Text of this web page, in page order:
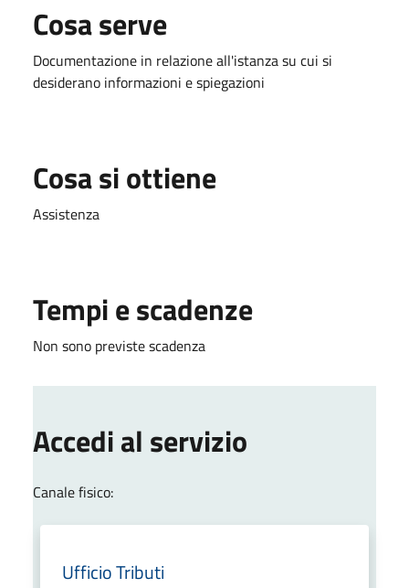
Cosa serve
Documentazione in relazione all'istanza su cui si
desiderano informazioni e spiegazioni
Cosa si ottiene
Assistenza
Tempi e scadenze
Non sono previste scadenza
Accedi al servizio
Canale fisico:
Ufficio Tributi